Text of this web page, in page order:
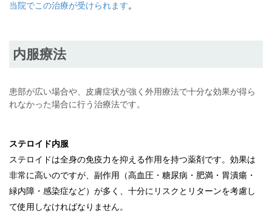
当院でこの治療が受けられます。
内服療法
患部が広い場合や、皮膚症状が強く外用療法で十分な効果が得ら
れなかった場合に行う治療法です。
ステロイド内服
ステロイドは全身の免疫力を抑える作用を持つ薬剤です。効果は
非常に高いのですが、副作用（高血圧・糖尿病・肥満・胃潰瘍・
緑内障・感染症など）が多く、十分にリスクとリターンを考慮し
て使用しなければなりません。